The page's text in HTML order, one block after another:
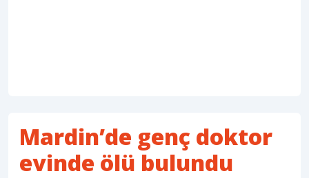
Mardin’de genç doktor
evinde ölü bulundu